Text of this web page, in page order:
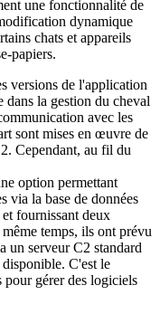
une fonctionnalité de
dynamique
chats et appareils
papiers.
versions de l'application
dans la gestion du cheval
avec les
sont mises en œuvre de
Cependant, au fil du
option permettant
via la base de données
fournissant deux
temps, ils ont prévu
un serveur C2 standard
disponible. C'est le
gérer des logiciels